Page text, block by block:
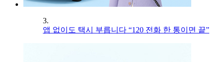
3.
앱 없이도 택시 부릅니다 “120 전화 한 통이면 끝”